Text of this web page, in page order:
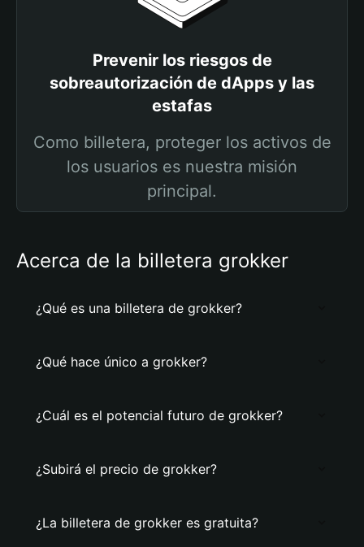
Prevenir los riesgos de
sobreautorización de dApps y las
estafas
Como billetera, proteger los activos de
los usuarios es nuestra misión
principal.
Acerca de la billetera grokker
¿Qué es una billetera de grokker?
¿Qué hace único a grokker?
¿Cuál es el potencial futuro de grokker?
¿Subirá el precio de grokker?
¿La billetera de grokker es gratuita?